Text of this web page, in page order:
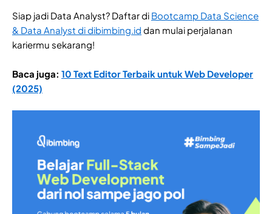
Siap jadi Data Analyst? Daftar di Bootcamp Data Science
& Data Analyst di dibimbing.id dan mulai perjalanan
kariermu sekarang!
Baca juga: 10 Text Editor Terbaik untuk Web Developer
(2025)